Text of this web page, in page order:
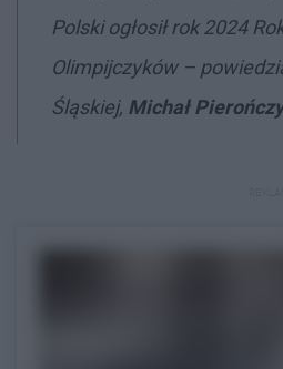
Polski ogłosił rok 2024
Olimpijczyków –
Śląskiej, Michał